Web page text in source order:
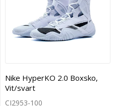
Nike HyperKO 2.0 Boxsko,
Vit/svart
CI2953-100